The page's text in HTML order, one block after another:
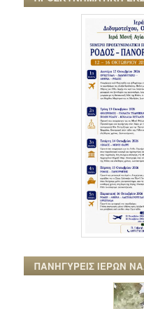
ΠΑΝΗΓΥΡΕΙΣ ΙΕΡΩΝ